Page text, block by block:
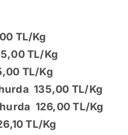
TL/Kg
TL/Kg
TL/Kg
135,00 TL/Kg
126,00 TL/Kg
TL/Kg